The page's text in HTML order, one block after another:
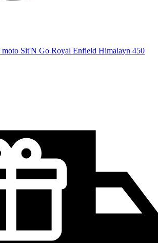
moto Sit'N Go Royal Enfield Himalayn 450